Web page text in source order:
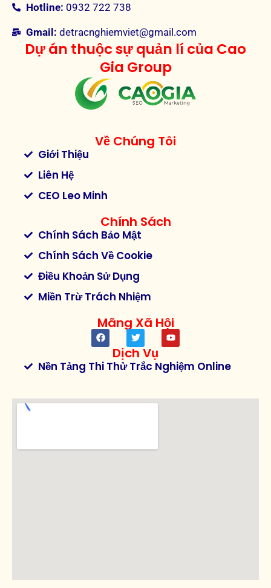
Hotline: 0932 722 738
Gmail: detracnghiemviet@gmail.com
Dự án thuộc sự quản lí của Cao
Gia Group
Về Chúng Tôi
Giới Thiệu
Liên Hệ
CEO Leo Minh
Chính Sách
Chính Sách Bảo Mật
Chính Sách Về Cookie
Điều Khoản Sử Dụng
Miền Trừ Trách Nhiệm
Mãng Xã Hội
Dịch Vụ
Nền Tảng Thi Thử Trắc Nghiệm Online